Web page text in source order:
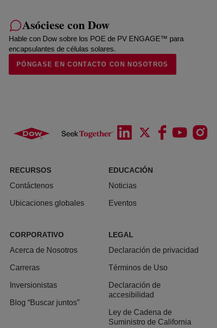
Asóciese con Dow
Hable con Dow sobre los POE de PV ENGAGE™ para
encapsulantes de células solares.
PÓNGASE EN CONTACTO CON NOSOTROS
RECURSOS
Contáctenos
Ubicaciones globales
EDUCACIÓN
Noticias
Eventos
CORPORATIVO
Acerca de Nosotros
Carreras
Inversionistas
Blog “Buscar juntos”
LEGAL
Declaración de privacidad
Términos de Uso
Declaración de
accesibilidad
Ley de Cadena de
Suministro de California